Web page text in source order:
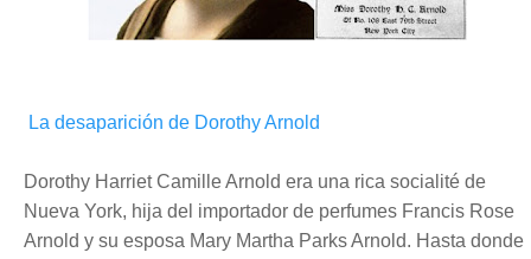
La desaparición de Dorothy Arnold
Dorothy Harriet Camille Arnold era una rica socialité de
Nueva York, hija del importador de perfumes Francis Rose
Arnold y su esposa Mary Martha Parks Arnold. Hasta donde